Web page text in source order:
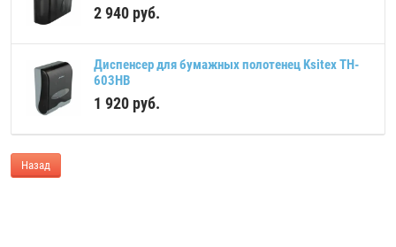
2 940 руб.
Диспенсер для бумажных полотенец Ksitex TH-
603HB
1 920 руб.
Назад